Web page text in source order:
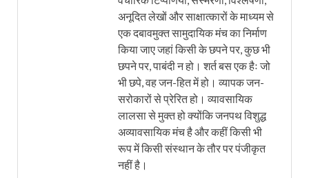
अनूदित लेखों और साक्षात्कारों के माध्यम से
एक दबावमुक्त सामुदायिक मंच का निर्माण
किया जाए जहां किसी के छपने पर, कुछ भी
छपने पर, पाबंदी न हो। शर्त बस एक हैः जो
भी छपे, वह जन-हित में हो। व्यापक जन-
सरोकारों से प्रेरित हो। व्यावसायिक
लालसा से मुक्त हो क्योंकि जनपथ विशुद्ध
अव्यावसायिक मंच है और कहीं किसी भी
रूप में किसी संस्थान के तौर पर पंजीकृत
नहीं है।